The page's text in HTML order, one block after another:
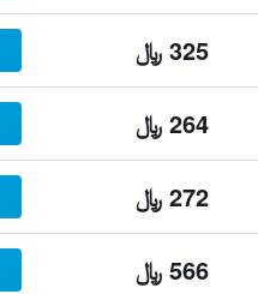
325 ﷼
264 ﷼
272 ﷼
566 ﷼